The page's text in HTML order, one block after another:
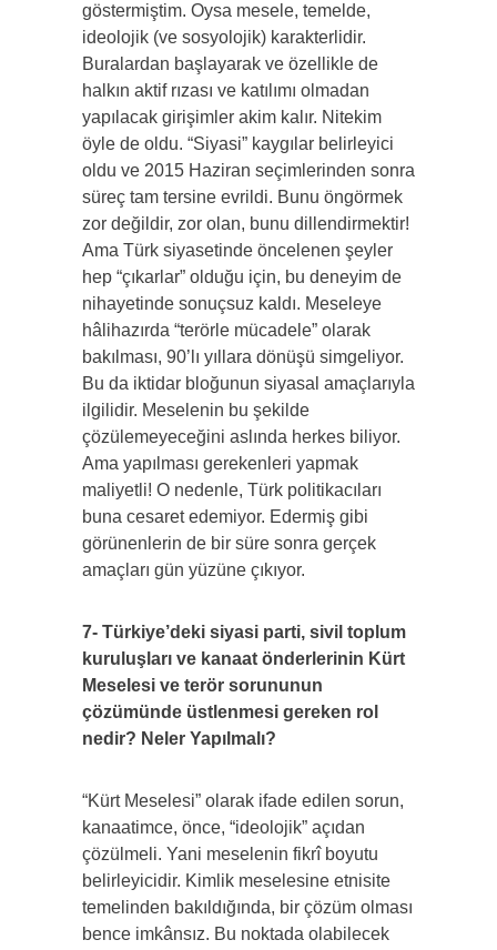
göstermiştim. Oysa mesele, temelde,
ideolojik (ve sosyolojik) karakterlidir.
Buralardan başlayarak ve özellikle de
halkın aktif rızası ve katılımı olmadan
yapılacak girişimler akim kalır. Nitekim
öyle de oldu. “Siyasi” kaygılar belirleyici
oldu ve 2015 Haziran seçimlerinden sonra
süreç tam tersine evrildi. Bunu öngörmek
zor değildir, zor olan, bunu dillendirmektir!
Ama Türk siyasetinde öncelenen şeyler
hep “çıkarlar” olduğu için, bu deneyim de
nihayetinde sonuçsuz kaldı. Meseleye
hâlihazırda “terörle mücadele” olarak
bakılması, 90’lı yıllara dönüşü simgeliyor.
Bu da iktidar bloğunun siyasal amaçlarıyla
ilgilidir. Meselenin bu şekilde
çözülemeyeceğini aslında herkes biliyor.
Ama yapılması gerekenleri yapmak
maliyetli! O nedenle, Türk politikacıları
buna cesaret edemiyor. Edermiş gibi
görünenlerin de bir süre sonra gerçek
amaçları gün yüzüne çıkıyor.
7- Türkiye’deki siyasi parti, sivil toplum
kuruluşları ve kanaat önderlerinin Kürt
Meselesi ve terör sorununun
çözümünde üstlenmesi gereken rol
nedir? Neler Yapılmalı?
“Kürt Meselesi” olarak ifade edilen sorun,
kanaatimce, önce, “ideolojik” açıdan
çözülmeli. Yani meselenin fikrî boyutu
belirleyicidir. Kimlik meselesine etnisite
temelinden bakıldığında, bir çözüm olması
bence imkânsız. Bu noktada olabilecek